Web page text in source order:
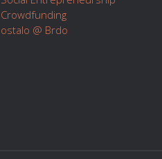
Crowdfunding
ostalo @ Brdo